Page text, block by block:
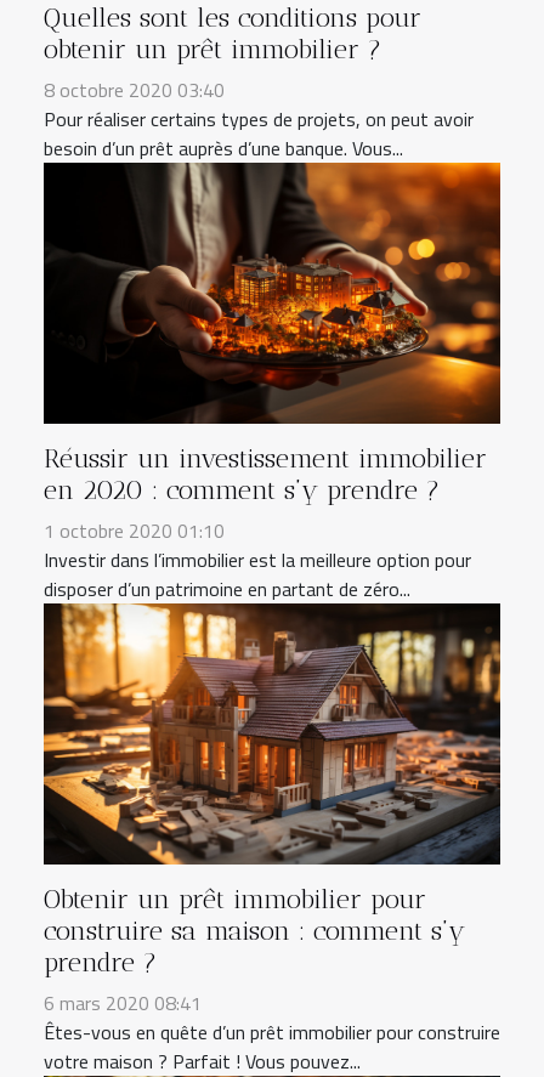
Quelles sont les conditions pour
obtenir un prêt immobilier ?
8 octobre 2020 03:40
Pour réaliser certains types de projets, on peut avoir
besoin d’un prêt auprès d’une banque. Vous...
Réussir un investissement immobilier
en 2020 : comment s’y prendre ?
1 octobre 2020 01:10
Investir dans l’immobilier est la meilleure option pour
disposer d’un patrimoine en partant de zéro...
Obtenir un prêt immobilier pour
construire sa maison : comment s’y
prendre ?
6 mars 2020 08:41
Êtes-vous en quête d’un prêt immobilier pour construire
votre maison ? Parfait ! Vous pouvez...